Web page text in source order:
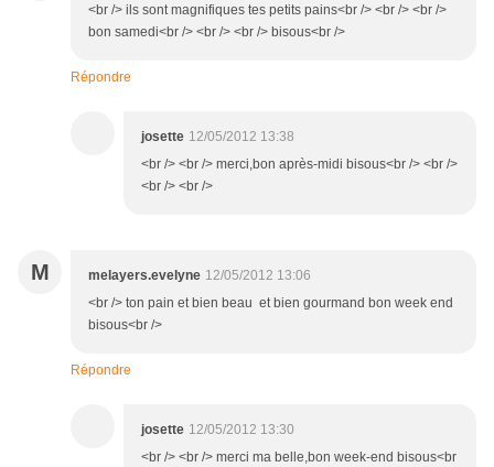
<br /> ils sont magnifiques tes petits pains<br /> <br /> <br />
bon samedi<br /> <br /> <br /> bisous<br />
Répondre
josette 12/05/2012 13:38
<br /> <br /> merci,bon après-midi bisous<br /> <br />
<br /> <br />
M melayers.evelyne 12/05/2012 13:06
<br /> ton pain et bien beau et bien gourmand bon week end
bisous<br />
Répondre
josette 12/05/2012 13:30
<br /> <br /> merci ma belle,bon week-end bisous<br